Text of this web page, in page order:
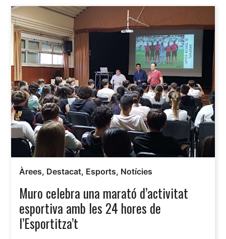
Àrees, Destacat, Esports, Notícies
Muro celebra una marató d’activitat
esportiva amb les 24 hores de
l’Esportitza’t